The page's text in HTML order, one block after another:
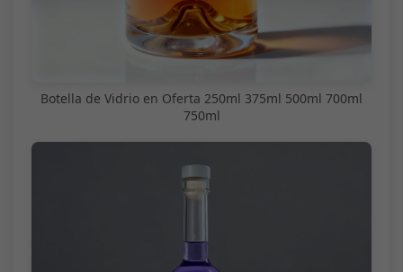
Botella de Vidrio en Oferta 250ml 375ml 500ml 700ml
750ml